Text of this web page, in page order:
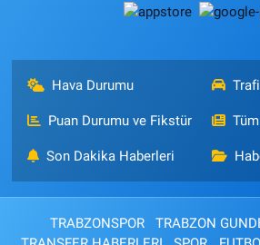
Hava Durumu
Puan Durumu ve Fikstür
Son Dakika Haberleri
TRABZONSPOR TRABZON